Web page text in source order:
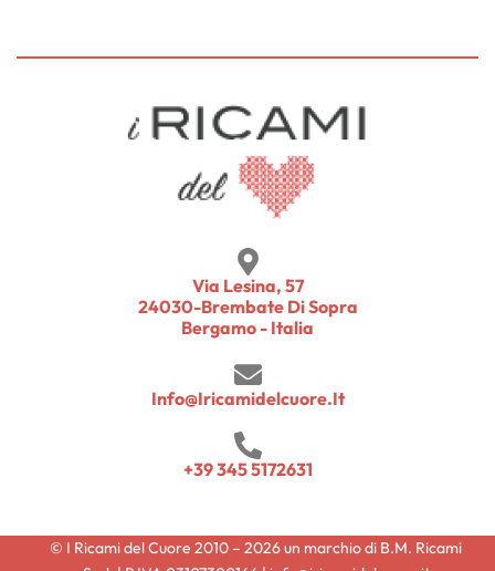
Via Lesina, 57
24030-Brembate Di Sopra
Bergamo - Italia
Info@iricamidelcuore.it
+39 345 5172631
© I Ricami del Cuore 2010 – 2026 un marchio di B.M. Ricami